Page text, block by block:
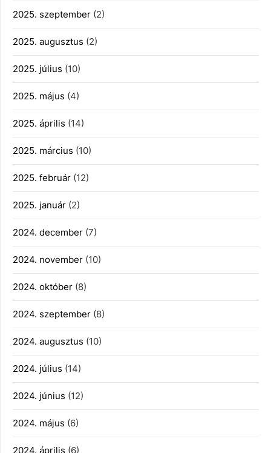
2025. szeptember (2)
2025. augusztus (2)
2025. július (10)
2025. május (4)
2025. április (14)
2025. március (10)
2025. február (12)
2025. január (2)
2024. december (7)
2024. november (10)
2024. október (8)
2024. szeptember (8)
2024. augusztus (10)
2024. július (14)
2024. június (12)
2024. május (6)
2024. április (6)